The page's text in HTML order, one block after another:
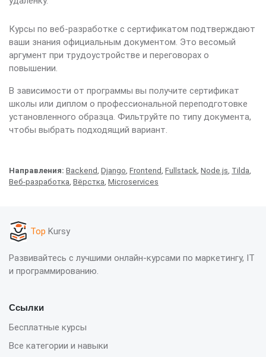
Курсы по веб-разработке с сертификатом подтверждают
ваши знания официальным документом. Это весомый
аргумент при трудоустройстве и переговорах о
повышении.
В зависимости от программы вы получите сертификат
школы или диплом о профессиональной переподготовке
установленного образца. Фильтруйте по типу документа,
чтобы выбрать подходящий вариант.
Направления: Backend Django Frontend Fullstack Node.js Tilda
Веб-разработка Вёрстка Microservices
Top Kursy
Развивайтесь с лучшими онлайн-курсами по маркетингу, IT
и программированию.
Ссылки
Бесплатные курсы
Все категории и навыки